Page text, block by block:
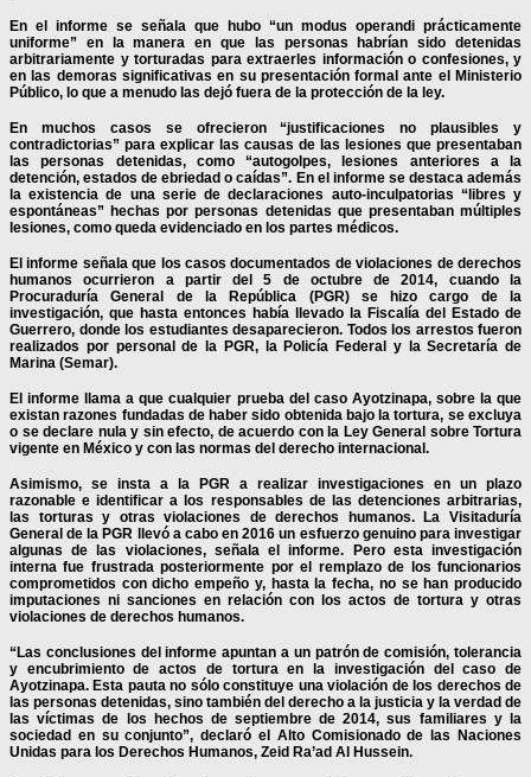
En el informe se señala que hubo “un modus operandi prácticamente
uniforme” en la manera en que las personas habrían sido detenidas
arbitrariamente y torturadas para extraerles información o confesiones, y
en las demoras significativas en su presentación formal ante el Ministerio
Público, lo que a menudo las dejó fuera de la protección de la ley.
En muchos casos se ofrecieron “justificaciones no plausibles y
contradictorias” para explicar las causas de las lesiones que presentaban
las personas detenidas, como “autogolpes, lesiones anteriores a la
detención, estados de ebriedad o caídas”. En el informe se destaca además
la existencia de una serie de declaraciones auto-inculpatorias “libres y
espontáneas” hechas por personas detenidas que presentaban múltiples
lesiones, como queda evidenciado en los partes médicos.
El informe señala que los casos documentados de violaciones de derechos
humanos ocurrieron a partir del 5 de octubre de 2014, cuando la
Procuraduría General de la República (PGR) se hizo cargo de la
investigación, que hasta entonces había llevado la Fiscalía del Estado de
Guerrero, donde los estudiantes desaparecieron. Todos los arrestos fueron
realizados por personal de la PGR, la Policía Federal y la Secretaría de
Marina (Semar).
El informe llama a que cualquier prueba del caso Ayotzinapa, sobre la que
existan razones fundadas de haber sido obtenida bajo la tortura, se excluya
o se declare nula y sin efecto, de acuerdo con la Ley General sobre Tortura
vigente en México y con las normas del derecho internacional.
Asimismo, se insta a la PGR a realizar investigaciones en un plazo
razonable e identificar a los responsables de las detenciones arbitrarias,
las torturas y otras violaciones de derechos humanos. La Visitaduría
General de la PGR llevó a cabo en 2016 un esfuerzo genuino para investigar
algunas de las violaciones, señala el informe. Pero esta investigación
interna fue frustrada posteriormente por el remplazo de los funcionarios
comprometidos con dicho empeño y, hasta la fecha, no se han producido
imputaciones ni sanciones en relación con los actos de tortura y otras
violaciones de derechos humanos.
“Las conclusiones del informe apuntan a un patrón de comisión, tolerancia
y encubrimiento de actos de tortura en la investigación del caso de
Ayotzinapa. Esta pauta no sólo constituye una violación de los derechos de
las personas detenidas, sino también del derecho a la justicia y la verdad de
las víctimas de los hechos de septiembre de 2014, sus familiares y la
sociedad en su conjunto”, declaró el Alto Comisionado de las Naciones
Unidas para los Derechos Humanos, Zeid Ra’ad Al Hussein.